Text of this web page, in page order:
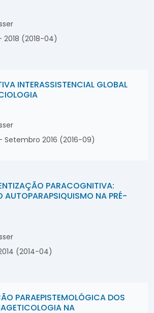
Contínua
neológica
especializado
2018 (2018-04)
INTERASSISTENCIAL GLOBAL
Setembro 2016 (2016-09)
PARACOGNITIVA:
AUTOPARAPSIQUISMO NA PRÉ-
(2014-04)
PARAEPISTEMOLÓGICA DOS
NA